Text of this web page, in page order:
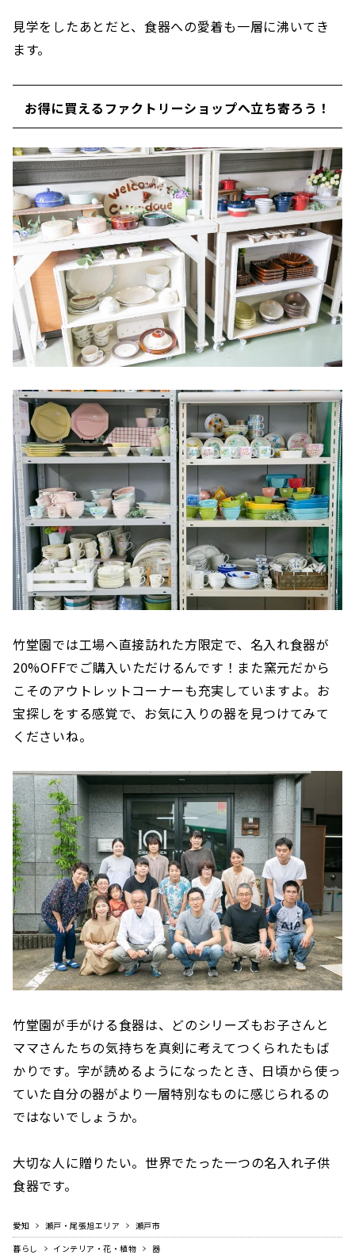
見学をしたあとだと、食器への愛着も一層に沸いてき
ます。
お得に買えるファクトリーショップへ立ち寄ろう！
竹堂園では工場へ直接訪れた方限定で、名入れ食器が
20%OFFでご購入いただけるんです！また窯元だから
こそのアウトレットコーナーも充実していますよ。お
宝探しをする感覚で、お気に入りの器を見つけてみて
くださいね。
竹堂園が手がける食器は、どのシリーズもお子さんと
ママさんたちの気持ちを真剣に考えてつくられたもば
かりです。字が読めるようになったとき、日頃から使っ
ていた自分の器がより一層特別なものに感じられるの
ではないでしょうか。
大切な人に贈りたい。世界でたった一つの名入れ子供
食器です。
愛知 瀬戸・尾張旭エリア
瀬戸市
暮らし
インテリア・花・植物 器